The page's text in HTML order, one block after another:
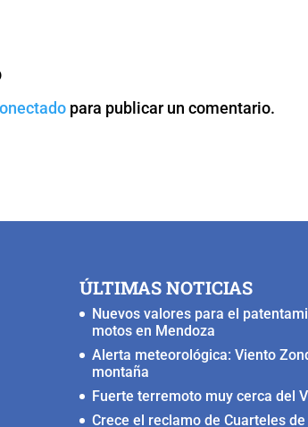
k
er para publicar un comentario.
ÚLTIMAS NOTICIAS
Nuevos valores para el
motos en Mendoza
Alerta meteorológica: Viento
montaña
Fuerte terremoto muy cerca del
Crece el reclamo de Cuarteles